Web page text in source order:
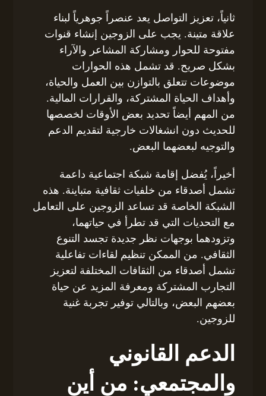
ثانياً، تعزيز التواصل يعد عنصراً جوهرياً لبناء
علاقة متينة. يجب على الزوجين إنشاء قنوات
مفتوحة للحوار ومشاركة المشاعر والآراء
بشكل صريح. قد تشمل هذه الحوارات
موضوعات تتعلق بالتوازن بين العمل والحياة،
وأهداف الحياة المشتركة، والقرارات المالية.
من المهم أيضاً تحديد بعض الأوقات لخصصها
للحديث دون انشغالات خارجية لتقديم الدعم
والتوجيه لبعضهما البعض.
أخيراً، يُفضل إقامة شبكة اجتماعية داعمة
تشمل أصدقاء من خلفيات ثقافية متباينة. هذه
الشبكة الخاصة قد تساعد الزوجين على التعامل
مع التحديات التي قد تطرأ في حياتهما،
وتزودهما بوجهات نظر جديدة تجسد التنوع
الثقافي. من الممكن تنظيم لقاءات تفاعلية
تشمل أصدقاء من الثقافات المختلفة لتعزيز
التجارب المشتركة ومعرفة المزيد عن حياة
بعضهم البعض، وبالتالي توفير تجربة غنية
للزوجين.
الدعم القانوني
والمجتمعي: من أين